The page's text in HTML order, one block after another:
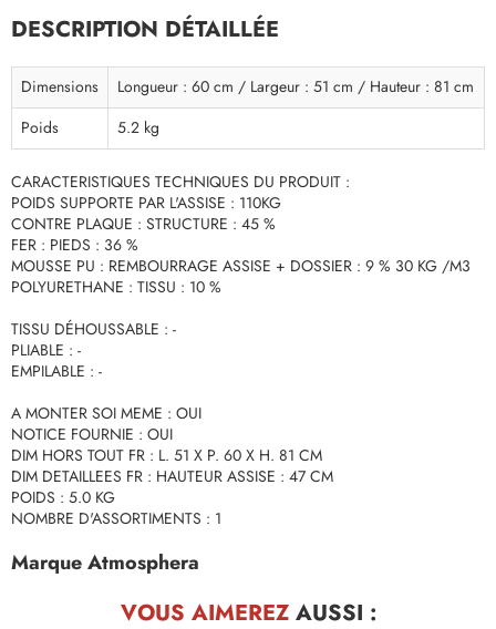
DESCRIPTION DÉTAILLÉE
Dimensions
Longueur : 60 cm / Largeur : 51 cm / Hauteur : 81 cm
Poids
5.2 kg
CARACTERISTIQUES TECHNIQUES DU PRODUIT :
POIDS SUPPORTE PAR L'ASSISE : 110KG
CONTRE PLAQUE : STRUCTURE : 45 %
FER : PIEDS : 36 %
MOUSSE PU : REMBOURRAGE ASSISE + DOSSIER : 9 % 30 KG /M3
POLYURETHANE : TISSU : 10 %
TISSU DÉHOUSSABLE : -
PLIABLE : -
EMPILABLE : -
A MONTER SOI MEME : OUI
NOTICE FOURNIE : OUI
DIM HORS TOUT FR : L. 51 X P. 60 X H. 81 CM
DIM DETAILLEES FR : HAUTEUR ASSISE : 47 CM
POIDS : 5.0 KG
NOMBRE D'ASSORTIMENTS : 1
Marque Atmosphera
VOUS AIMEREZAUSSI :